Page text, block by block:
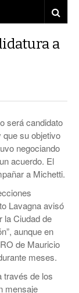
a
será candidato
que su objetivo
negociando
acuerdo. El
a Michetti.
Lavagna avisó
la Ciudad de
aunque en
de Mauricio
meses.
través de los
mensaje